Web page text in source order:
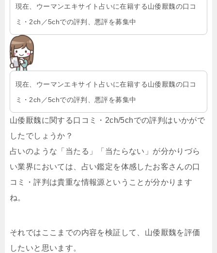
現在、ウーマンエキサイト占いに在籍する山倭厭魏の口コ
ミ・2ch／5chでの評判、悪評を募集中
現在、ウーマンエキサイト占いに在籍する山倭厭魏の口コ
ミ・2ch／5chでの評判、悪評を募集中
山倭厭魏に関する口コミ・2ch/5chでの評判はいかがで
したでしょうか？
占いのような「当たる」「当たらない」が分かりづら
い業界においては、占い鑑定を体感したお客さんの口
コミ・評判は貴重な情報源ということが分かります
ね。
それではここまでの内容を検証して、山倭厭魏を評価
したいと思います。